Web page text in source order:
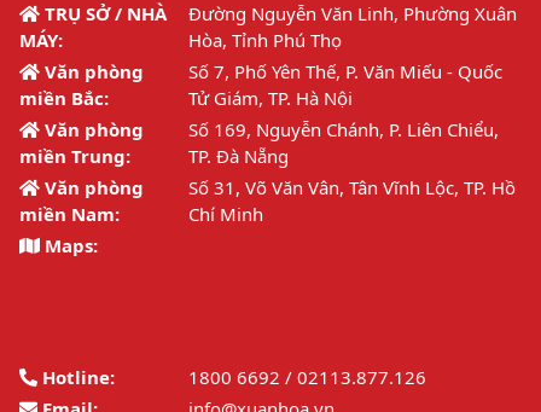
TRỤ SỞ / NHÀ
MÁY:
Đường Nguyễn Văn Linh, Phường Xuân
Hòa, Tỉnh Phú Thọ
Văn phòng
miền Bắc:
Số 7, Phố Yên Thế, P. Văn Miếu - Quốc
Tử Giám, TP. Hà Nội
Văn phòng
miền Trung:
Số 169, Nguyễn Chánh, P. Liên Chiểu,
TP. Đà Nẵng
Văn phòng
miền Nam:
Số 31, Võ Văn Vân, Tân Vĩnh Lộc, TP. Hồ
Chí Minh
Maps:
Hotline:
1800 6692 / 02113.877.126